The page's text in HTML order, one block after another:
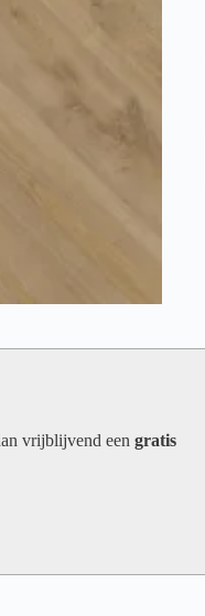
vrijblijvend een gratis